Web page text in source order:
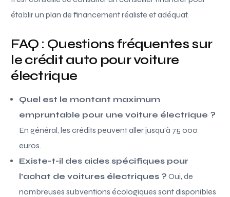
établir un plan de financement réaliste et adéquat.
FAQ : Questions fréquentes sur
le crédit auto pour voiture
électrique
Quel est le montant maximum
empruntable pour une voiture électrique ?
En général, les crédits peuvent aller jusqu’à 75 000
euros.
Existe-t-il des aides spécifiques pour
l’achat de voitures électriques ? Oui, de
nombreuses subventions écologiques sont disponibles